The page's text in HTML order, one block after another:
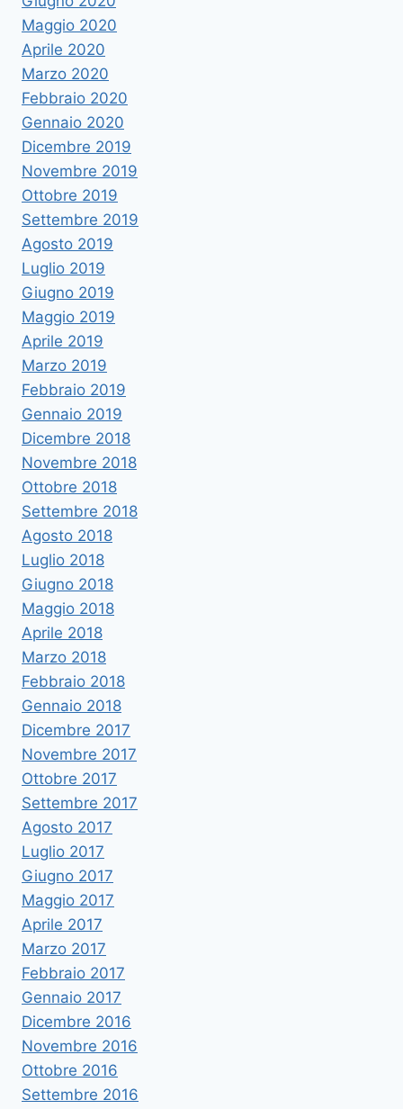
Maggio 2020
Aprile 2020
Marzo 2020
Febbraio 2020
Gennaio 2020
Dicembre 2019
Novembre 2019
Ottobre 2019
Settembre 2019
Agosto 2019
Luglio 2019
Giugno 2019
Maggio 2019
Aprile 2019
Marzo 2019
Febbraio 2019
Gennaio 2019
Dicembre 2018
Novembre 2018
Ottobre 2018
Settembre 2018
Agosto 2018
Luglio 2018
Giugno 2018
Maggio 2018
Aprile 2018
Marzo 2018
Febbraio 2018
Gennaio 2018
Dicembre 2017
Novembre 2017
Ottobre 2017
Settembre 2017
Agosto 2017
Luglio 2017
Giugno 2017
Maggio 2017
Aprile 2017
Marzo 2017
Febbraio 2017
Gennaio 2017
Dicembre 2016
Novembre 2016
Ottobre 2016
Settembre 2016